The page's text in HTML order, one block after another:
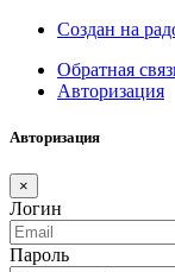
Создан на
Обратная
Авторизация
Авторизация
×
Логин
Пароль